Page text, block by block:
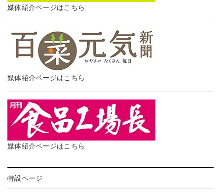
媒体紹介ページはこちら
媒体紹介ページはこちら
媒体紹介ページはこちら
特設ページ